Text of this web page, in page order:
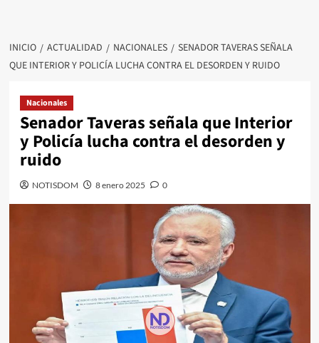
INICIO ACTUALIDAD NACIONALES
SENADOR TAVERAS SEÑALA
QUE INTERIOR Y POLICÍA LUCHA CONTRA EL DESORDEN Y RUIDO
Nacionales
Senador Taveras señala que Interior
y Policía lucha contra el desorden y
ruido
NOTISDOM 8 enero 2025 0